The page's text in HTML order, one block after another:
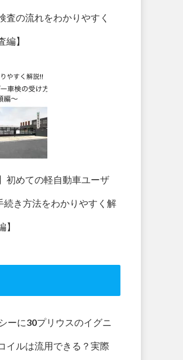
査の流れをわかりやすく
編】
初めての軽自動車ユーザ
続き方法をわかりやすく解
ーに30プリウスのイグニ
イルは流用できる？実際